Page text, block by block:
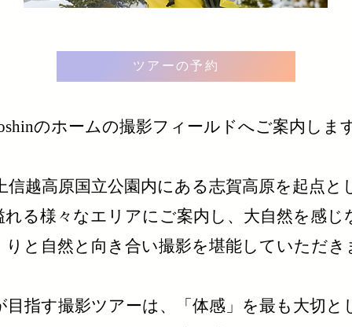
ツアーの予約
のホームの撮影フィールドへご案内します
信越高原国立公園内にある志賀高原を起点と
れる様々なエリアにご案内し、大自然を感じ
りと自然と向き合い撮影を堪能していただき
目指す撮影ツアーは、「体感」を最も大切と